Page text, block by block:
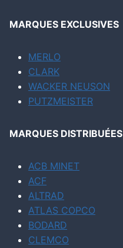
MARQUES EXCLUSIVES
MERLO
CLARK
WACKER NEUSON
PUTZMEISTER
MARQUES DISTRIBUÉES
ACB MINET
ACF
ALTRAD
ATLAS COPCO
BODARD
CLEMCO